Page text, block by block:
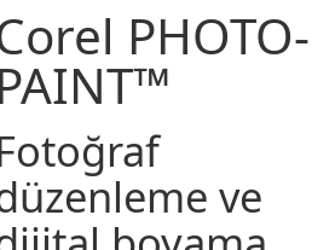
PHOTO-
PAINT™
ve